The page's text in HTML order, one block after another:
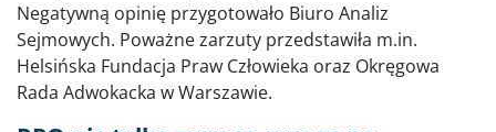
Negatywną opinię przygotowało Biuro Analiz
Sejmowych. Poważne zarzuty przedstawiła m.in.
Helsińska Fundacja Praw Człowieka oraz Okręgowa
Rada Adwokacka w Warszawie.